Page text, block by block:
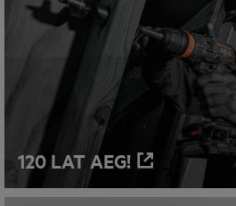
120 LAT AEG!